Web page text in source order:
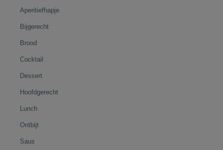
Aperitiefhapje
Bijgerecht
Brood
Cocktail
Dessert
Hoofdgerecht
Lunch
Ontbijt
Saus